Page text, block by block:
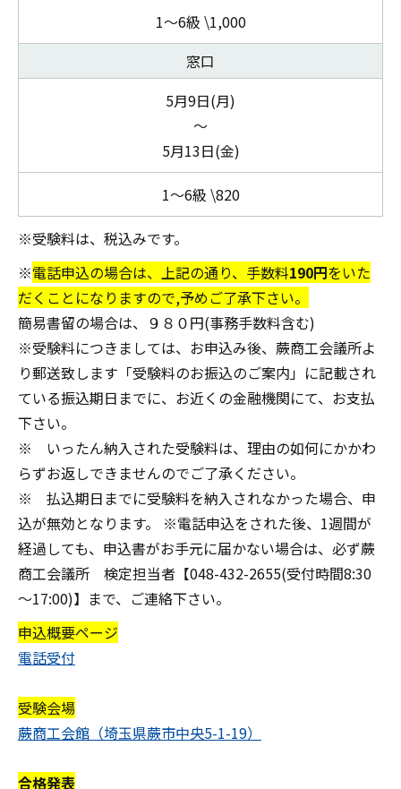
1～6級 \1,000
窓口
5月9日(月)
～
5月13日(金)
1～6級 \820
※受験料は、税込みです。
※電話申込の場合は、上記の通り、手数料190円をいた
だくことになりますので,予めご了承下さい。
簡易書留の場合は、９８０円(事務手数料含む)
※受験料につきましては、お申込み後、蕨商工会議所よ
り郵送致します「受験料のお振込のご案内」に記載され
ている振込期日までに、お近くの金融機関にて、お支払
下さい。
※ いったん納入された受験料は、理由の如何にかかわ
らずお返しできませんのでご了承ください。
※ 払込期日までに受験料を納入されなかった場合、申
込が無効となります。 ※電話申込をされた後、 1週間が
経過しても、申込書がお手元に届かない場合は、必ず蕨
商工会議所 検定担当者【048-432-2655(受付時間8:30
～17:00)】まで、ご連絡下さい。
申込概要ページ
電話受付
受験会場
蕨商工会館（埼玉県蕨市中央5-1-19）
合格発表